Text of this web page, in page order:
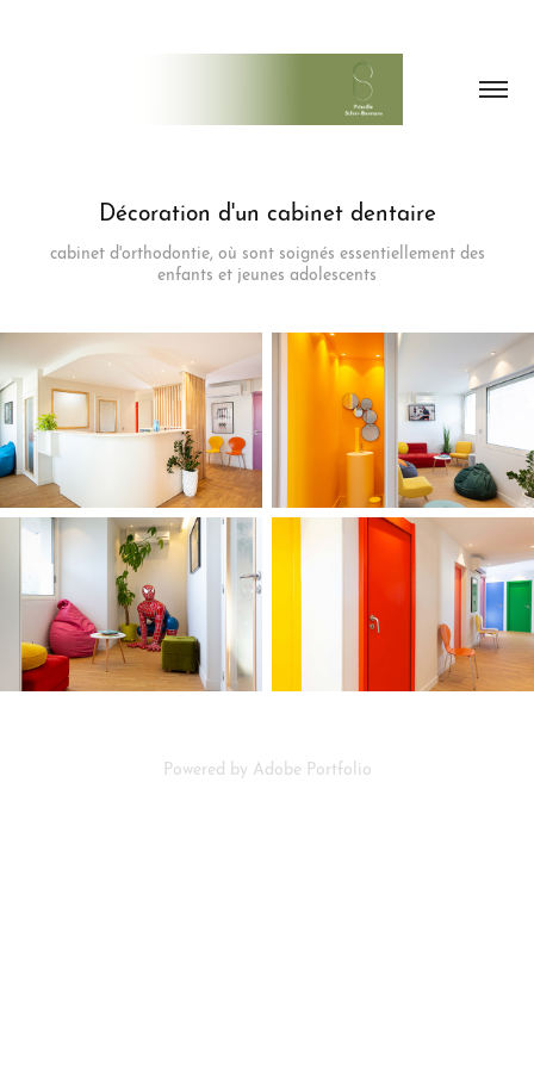
Décoration d'un cabinet dentaire
cabinet d'orthodontie, où sont soignés essentiellement des
enfants et jeunes adolescents
Powered by Adobe Portfolio